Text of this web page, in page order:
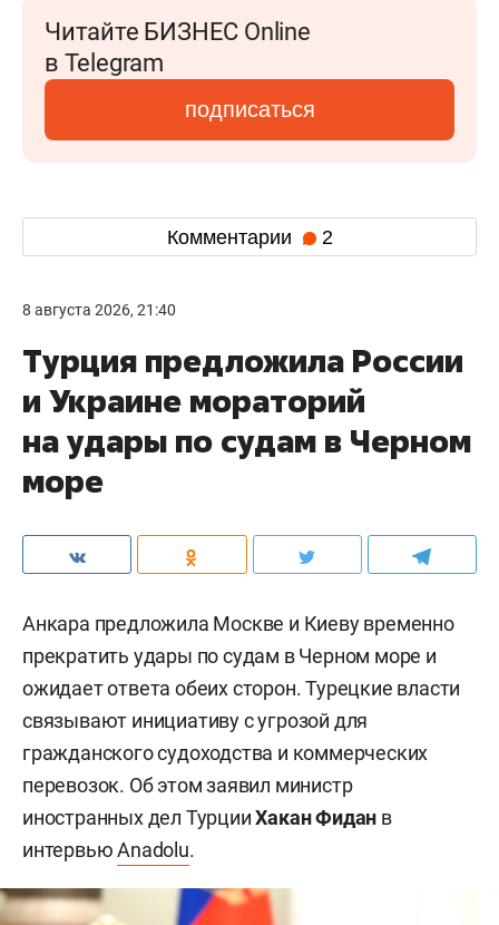
Читайте БИЗНЕС Online
в Telegram
подписаться
Комментарии 2
8 августа 2026, 21:40
Турция предложила России
и Украине мораторий
на удары по судам в Черном
море
Анкара предложила Москве и Киеву временно
прекратить удары по судам в Черном море и
ожидает ответа обеих сторон. Турецкие власти
связывают инициативу с угрозой для
гражданского судоходства и коммерческих
перевозок. Об этом заявил министр
иностранных дел ТурцииХакан Фидан в
интервьюAnadolu.